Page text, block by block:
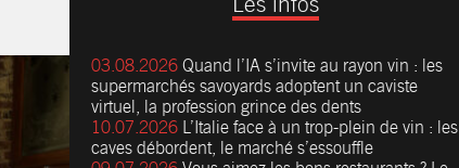
03.08.2026 Quand l’IA s’invite au rayon vin : les
supermarchés savoyards adoptent un caviste
virtuel, la profession grince des dents
10.07.2026 L’Italie face à un trop-plein de vin : les
caves débordent, le marché s’essouffle